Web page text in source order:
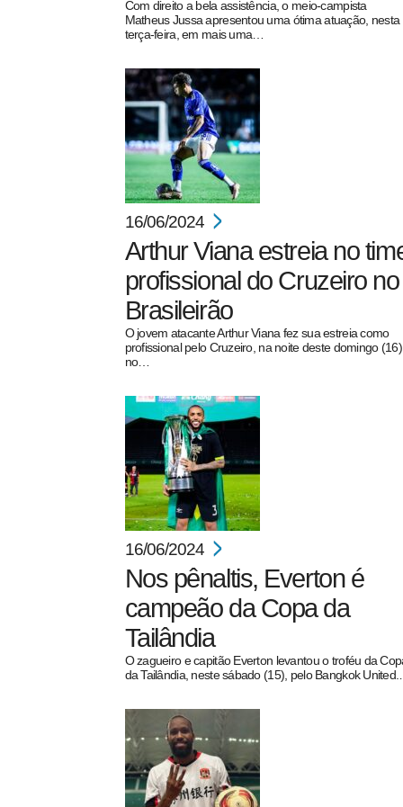
Com direito a bela assistência, o meio-campista
Matheus Jussa apresentou uma ótima atuação, nesta
terça-feira, em mais uma…
16/06/2024
Arthur Viana estreia no
profissional do Cruzeiro no
Brasileirão
O jovem atacante Arthur Viana fez sua estreia como
profissional pelo Cruzeiro, na noite deste domingo
no…
16/06/2024
Nos pênaltis, Everton é
campeão da Copa da
Tailândia
O zagueiro e capitão Everton levantou o troféu da
da Tailândia, neste sábado (15), pelo Bangkok